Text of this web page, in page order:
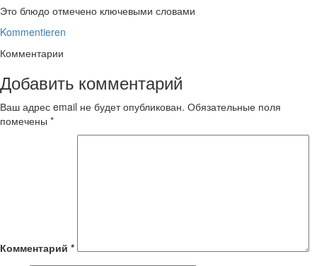
Это блюдо отмечено ключевыми словами
Kommentieren
Комментарии
Добавить комментарий
Ваш адрес email не будет опубликован. Обязательные поля
помечены *
Комментарий *